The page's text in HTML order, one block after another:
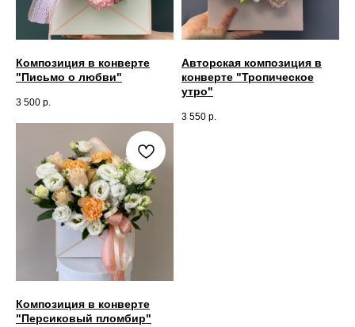
Композиция в конверте
"Письмо о любви"
3 500 р.
Авторская композиция в
конверте "Тропическое
утро"
3 550 р.
Композиция в конверте
"Персиковый пломбир"